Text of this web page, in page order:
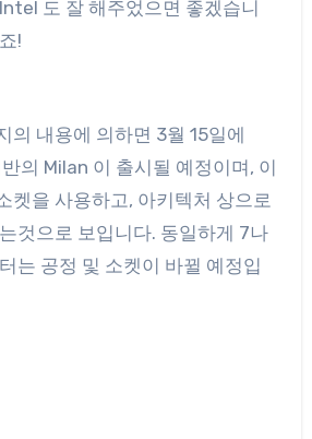
도 잘 해주었으면 좋겠습니
!
의 내용에 의하면 3월 15일에
의 Milan 이 출시될 예정이며, 이
켓을 사용하고, 아키텍처 상으로
것으로 보입니다. 동일하게 7나
는 공정 및 소켓이 바뀔 예정입